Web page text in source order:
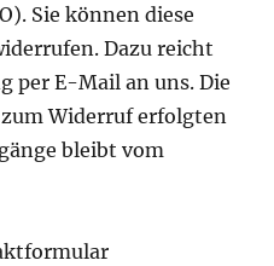
Sie können diese
Dazu reicht
per E-Mail an uns. Die
Widerruf erfolgten
bleibt vom